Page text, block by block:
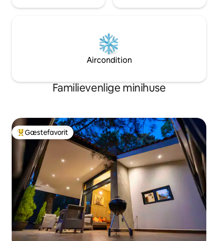
Aircondition
Familievenlige minihuse
Bedste gæstefavorit
Gæstefavorit